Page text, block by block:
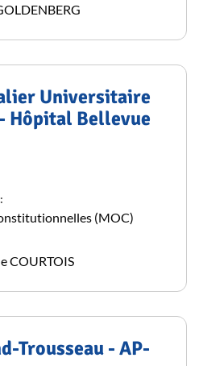
Universitaire
Hôpital Bellevue
(MOC)
COURTOIS
Trousseau - AP-